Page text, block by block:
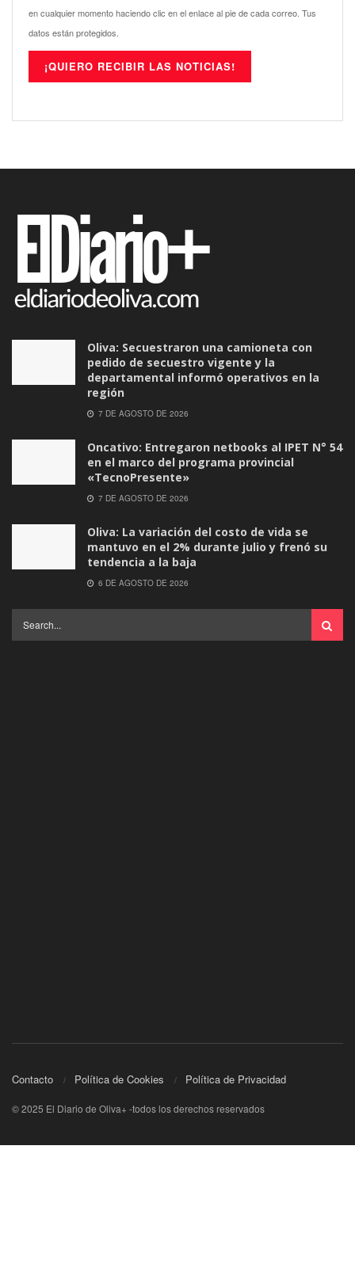
en cualquier momento haciendo clic en el enlace al pie de cada correo. Tus
datos están protegidos.
Oliva: Secuestraron una camioneta con
pedido de secuestro vigente y la
departamental informó operativos en la
región
7 DE AGOSTO DE 2026
Oncativo: Entregaron netbooks al IPET N° 54
en el marco del programa provincial
«TecnoPresente»
7 DE AGOSTO DE 2026
Oliva: La variación del costo de vida se
mantuvo en el 2% durante julio y frenó su
tendencia a la baja
6 DE AGOSTO DE 2026
Contacto Política de Cookies Política de Privacidad
© 2025 El Diario de Oliva+ -todos los derechos reservados